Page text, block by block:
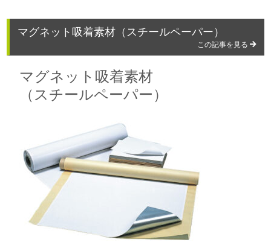
マグネット吸着素材（スチールペーパー）
この記事を見る
マグネット吸着素材
（スチールペーパー）